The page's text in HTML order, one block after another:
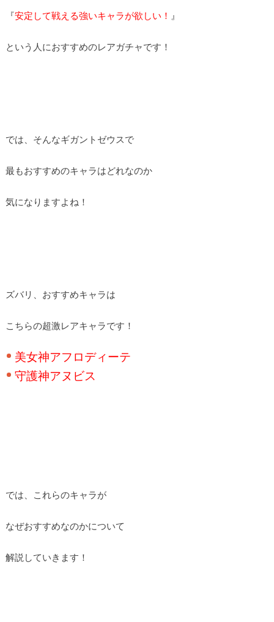
『安定して戦える強いキャラが欲しい！ 』
という人におすすめのレアガチャです！
では、そんなギガントゼウスで
最もおすすめのキャラはどれなのか
気になりますよね！
ズバリ、おすすめキャラは
こちらの超激レアキャラです！
美女神アフロディーテ
守護神アヌビス
では、これらのキャラが
なぜおすすめなのかについて
解説していきます！